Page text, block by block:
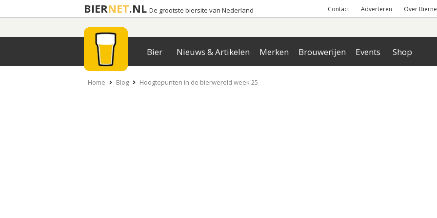
BIERNET.NL De grootste biersite van Nederland Contact Adverteren Over
Bier Nieuws & Artikelen Merken Brouwerijen Events Shop
Home Blog Hoogtepunten in de bierwereld week 25